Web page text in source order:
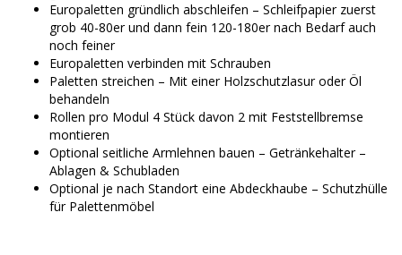
Europaletten gründlich abschleifen – Schleifpapier zuerst
grob 40-80er und dann fein 120-180er nach Bedarf auch
noch feiner
Europaletten verbinden mit Schrauben
Paletten streichen – Mit einer Holzschutzlasur oder Öl
behandeln
Rollen pro Modul 4 Stück davon 2 mit Feststellbremse
montieren
Optional seitliche Armlehnen bauen – Getränkehalter –
Ablagen & Schubladen
Optional je nach Standort eine Abdeckhaube – Schutzhülle
für Palettenmöbel